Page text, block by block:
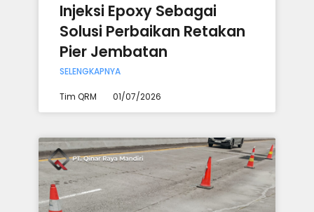
Injeksi Epoxy Sebagai
Solusi Perbaikan Retakan
Pier Jembatan
SELENGKAPNYA
Tim QRM 01/07/2026